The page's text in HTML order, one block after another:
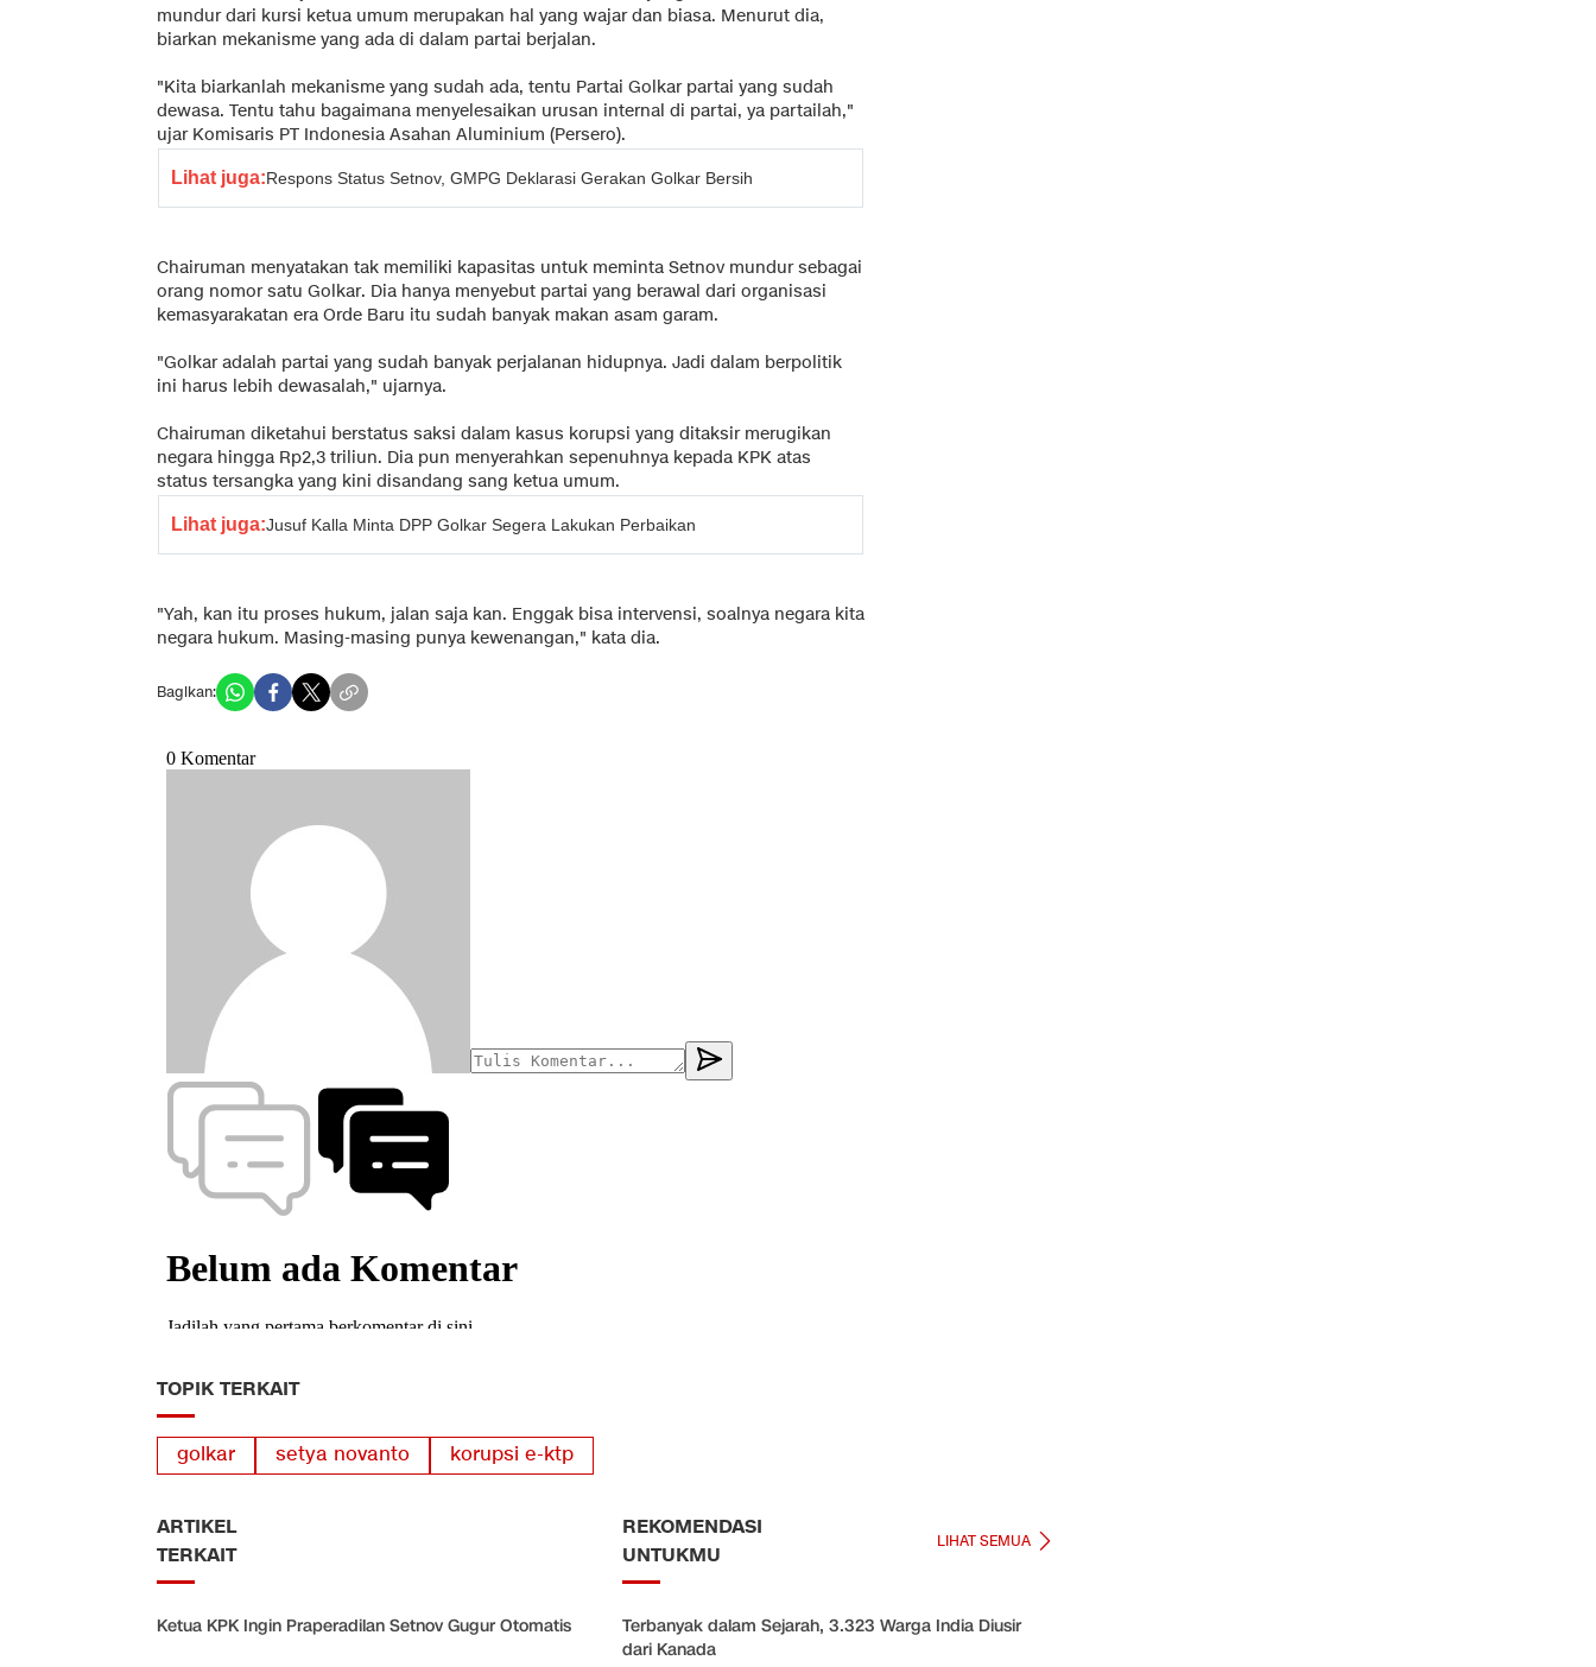
mundur dari kursi ketua umum merupakan hal yang wajar dan biasa. Menurut dia,
biarkan mekanisme yang ada di dalam partai berjalan.
"Kita biarkanlah mekanisme yang sudah ada, tentu Partai Golkar partai yang sudah
dewasa. Tentu tahu bagaimana menyelesaikan urusan internal di partai, ya partailah,"
ujar Komisaris PT Indonesia Asahan Aluminium (Persero).
Lihat juga:Respons Status Setnov, GMPG Deklarasi Gerakan Golkar Bersih
Chairuman menyatakan tak memiliki kapasitas untuk meminta Setnov mundur sebagai
orang nomor satu Golkar. Dia hanya menyebut partai yang berawal dari organisasi
kemasyarakatan era Orde Baru itu sudah banyak makan asam garam.
"Golkar adalah partai yang sudah banyak perjalanan hidupnya. Jadi dalam berpolitik
ini harus lebih dewasalah," ujarnya.
Chairuman diketahui berstatus saksi dalam kasus korupsi yang ditaksir merugikan
negara hingga Rp2,3 triliun. Dia pun menyerahkan sepenuhnya kepada KPK atas
status tersangka yang kini disandang sang ketua umum.
Lihat juga:Jusuf Kalla Minta DPP Golkar Segera Lakukan Perbaikan
"Yah, kan itu proses hukum, jalan saja kan. Enggak bisa intervensi, soalnya negara kita
negara hukum. Masing-masing punya kewenangan," kata dia.
Bagikan:
TOPIK TERKAIT
golkar setya novanto korupsi e-ktp
ARTIKEL
TERKAIT
Ketua KPK Ingin Praperadilan Setnov Gugur Otomatis
REKOMENDASI
UNTUKMU
LIHAT SEMUA
Terbanyak dalam Sejarah, 3.323 Warga India Diusir
dari Kanada